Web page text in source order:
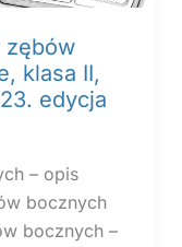
zębów
klasa II,
edycja
– opis
bocznych
bocznych –